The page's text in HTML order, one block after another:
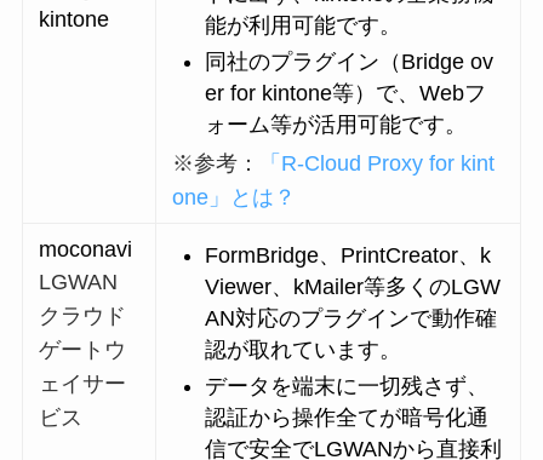
kintone
能が利用可能です。
同社のプラグイン（Bridge ov
er for kintone等）で、Webフ
ォーム等が活用可能です。
※参考：
「R-Cloud Proxy for kint
one」とは？
moconavi
LGWAN
クラウド
ゲートウ
ェイサー
ビス
​FormBridge、PrintCreator、k
Viewer、kMailer等多くのLGW
AN対応のプラグインで動作確
認が取れています。
データを端末に一切残さず、
認証から操作全てが暗号化通
信で安全で​LGWANから直接利